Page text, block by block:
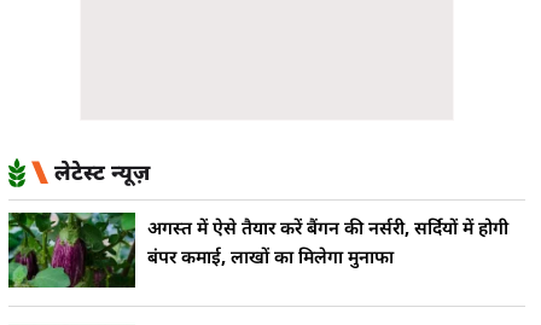
लेटेस्ट न्यूज़
अगस्त में ऐसे तैयार करें बैंगन की नर्सरी, सर्दियों में होगी
बंपर कमाई, लाखों का मिलेगा मुनाफा